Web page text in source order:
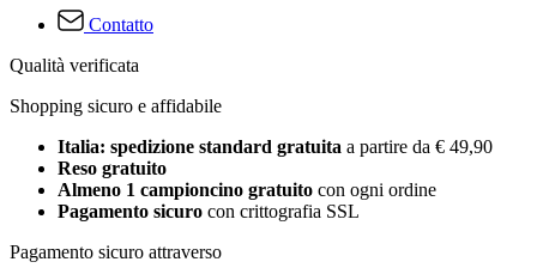
Contatto
Qualità verificata
Shopping sicuro e affidabile
Italia: spedizione standard gratuita a partire da € 49,90
Reso gratuito
Almeno 1 campioncino gratuito con ogni ordine
Pagamento sicuro con crittografia SSL
Pagamento sicuro attraverso